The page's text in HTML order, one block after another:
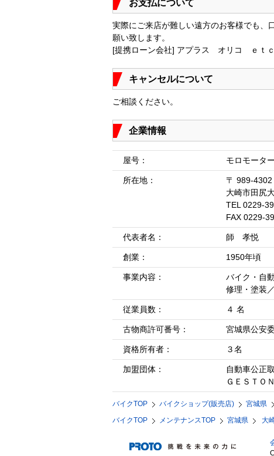
お支払について
実際にご来店が難しい遠方のお客様でも、
願い致します。
[提携ローン会社] アプラス オリコ ｅｔｃ
キャンセルについて
ご相談ください。
企業情報
屋号： モロモータ
所在地：
〒 989-4302
大崎市田尻
TEL 0229-
FAX 0229-
代表者名： 師 孝悦
創業： 1950年頃
事業内容：
バイク・自
修理・塗装
従業員数： ４ 名
古物商許可番号： 宮城県公安
資格所有者： ３名
加盟団体：
自動車公
ＧＥＳＴＯ
バイクTOP バイクショップ(販売店) 宮城県
バイクTOP
メンテナンスTOP 宮城県 大